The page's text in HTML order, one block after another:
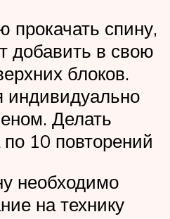
прокачать спину,
добавить в свою
блоков.
индивидуально
Делать
10 повторений
необходимо
на технику